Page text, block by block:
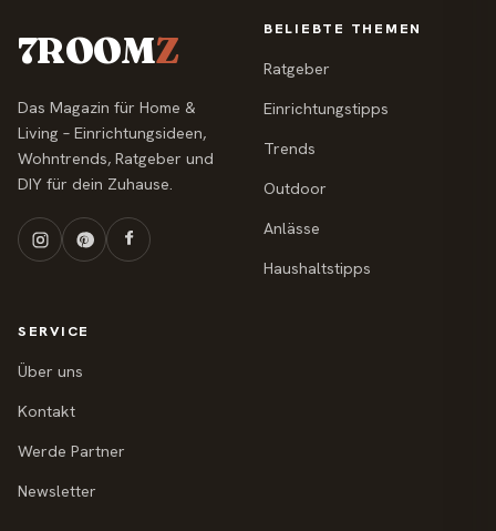
7ROOMZ
Das Magazin für Home &
Living – Einrichtungsideen,
Wohntrends, Ratgeber und
DIY für dein Zuhause.
BELIEBTE THEMEN
Ratgeber
Einrichtungstipps
Trends
Outdoor
Anlässe
Haushaltstipps
SERVICE
Über uns
Kontakt
Werde Partner
Newsletter